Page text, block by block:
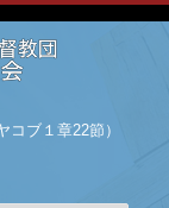
ブ１章22節）